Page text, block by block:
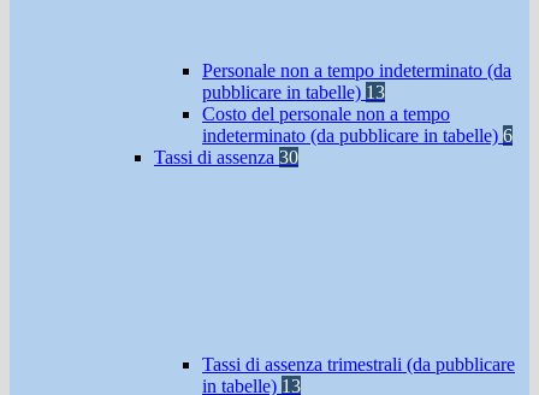
Personale non a tempo indeterminato (da
pubblicare in tabelle) 13
Costo del personale non a tempo
indeterminato (da pubblicare in tabelle) 6
Tassi di assenza 30
Tassi di assenza trimestrali (da pubblicare
in tabelle) 13